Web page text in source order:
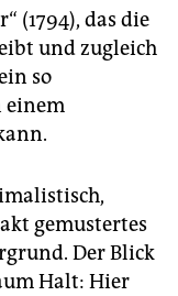
(1794), das die
und zugleich
so
einem
gemustertes
Der Blick
Halt: Hier